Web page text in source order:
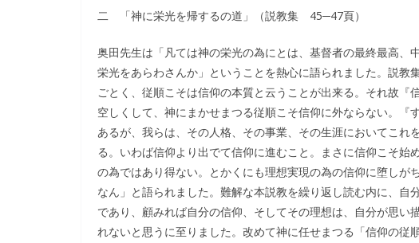
二 「神に栄光を帰するの道」（説教集 45─47頁）
奥田先生は「凡ては神の栄光の為にとは、基督者の最終最高
栄光をあらわさんか」ということを熱心に語られました。説教
ごとく、従順こそは信仰の本質と云うことが出来る。それ故
空しくして、神にまかせまつる従順こそ信仰に外ならない。
あるが、我らは、その人格、その事業、その生涯においてこれ
る。いわば信仰より出でて信仰に進むこと。まさに信仰こそ
の為ではあり得ない。とかくにも理想実現の為の信仰に堕しが
なん」と語られました。難解な本説教を繰り返し読む内に、自
であり、顧みれば自分の信仰、そしてその理想は、自分が思い
れないと思うに至りました。改めて神に任せまつる「信仰の従